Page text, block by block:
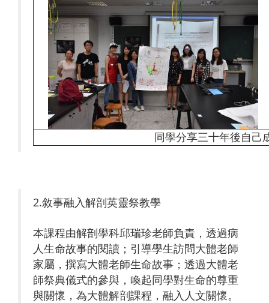
同學分享三十年後自己
2.敘事融入解剖英靈祭教學
本課程由解剖學科邱瑞珍老師負責，透過病
人生命故事的閱讀；引導學生訪問大體老師
家屬，撰寫大體老師生命故事；透過大體老
師祭典儀式的參與，喚起同學對生命的尊重
與關懷，為大體解剖課程，融入人文關懷。